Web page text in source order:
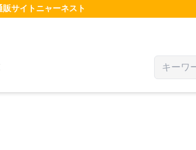
販サイトニャーネスト